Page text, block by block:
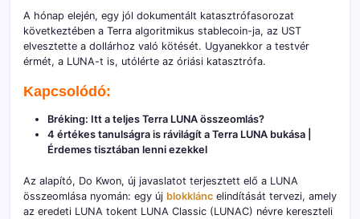
A hónap elején, egy jól dokumentált katasztrófasorozat
következtében a Terra algoritmikus stablecoin-ja, az UST
elvesztette a dollárhoz való kötését. Ugyanekkor a testvér
érmét, a LUNA-t is, utólérte az óriási katasztrófa.
Kapcsolódó:
Bréking: Itt a teljes Terra LUNA összeomlás?
4 értékes tanulságra is rávilágít a Terra LUNA bukása |
Érdemes tisztában lenni ezekkel
Az alapító, Do Kwon, új javaslatot terjesztett elő a LUNA
összeomlása nyomán: egy új blokklánc elindítását tervezi, amely
az eredeti LUNA tokent LUNA Classic (LUNAC) névre kereszteli